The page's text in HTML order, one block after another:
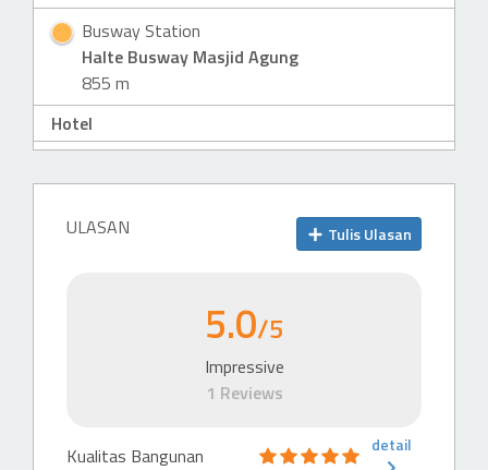
Busway Station
Halte Busway Masjid Agung
855 m
Hotel
Hotel Fairmont Jakarta
626 m
66 m
ULASAN Tulis Ulasan
5.0/5
Impressive
1 Reviews
Kualitas Bangunan detail